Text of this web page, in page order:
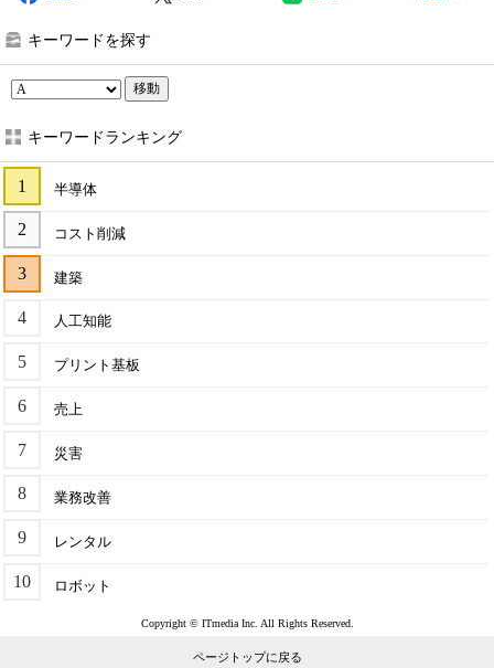
キーワードを探す
移動
キーワードランキング
半導体
コスト削減
建築
人工知能
プリント基板
売上
災害
業務改善
レンタル
ロボット
Copyright © ITmedia Inc. All Rights Reserved.
ページトップに戻る